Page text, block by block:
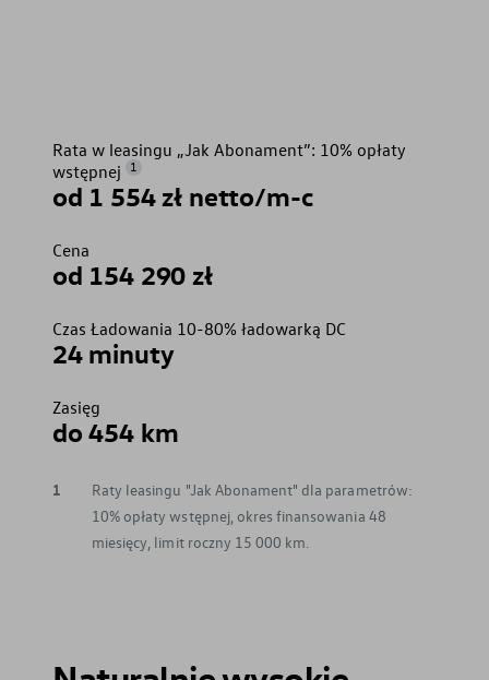
Rata w leasingu „Jak Abonament”: 10% opłaty
wstępnej
1
od 1 554 zł netto/m-c
Cena
od 154 290 zł
Czas Ładowania 10-80% ładowarką DC
24 minuty
Zasięg
do 454 km
1
Raty leasingu "Jak Abonament" dla parametrów:
10% opłaty wstępnej, okres finansowania 48
miesięcy, limit roczny 15 000 km.